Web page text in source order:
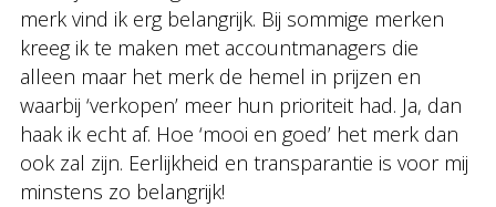
merk vind ik erg belangrijk. Bij sommige merken
kreeg ik te maken met accountmanagers die
alleen maar het merk de hemel in prijzen en
waarbij ‘verkopen’ meer hun prioriteit had. Ja, dan
haak ik echt af. Hoe ‘mooi en goed’ het merk dan
ook zal zijn. Eerlijkheid en transparantie is voor mij
minstens zo belangrijk!